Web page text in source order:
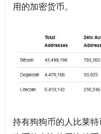
用的加密货币。
持有狗狗币的人比莱